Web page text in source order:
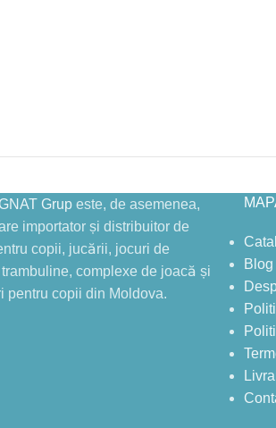
Grupeste, de asemenea,
importator și distribuitor de
copii, jucării, jocuri de
complexe de joacă și
pentru copii din Moldova.
Blog